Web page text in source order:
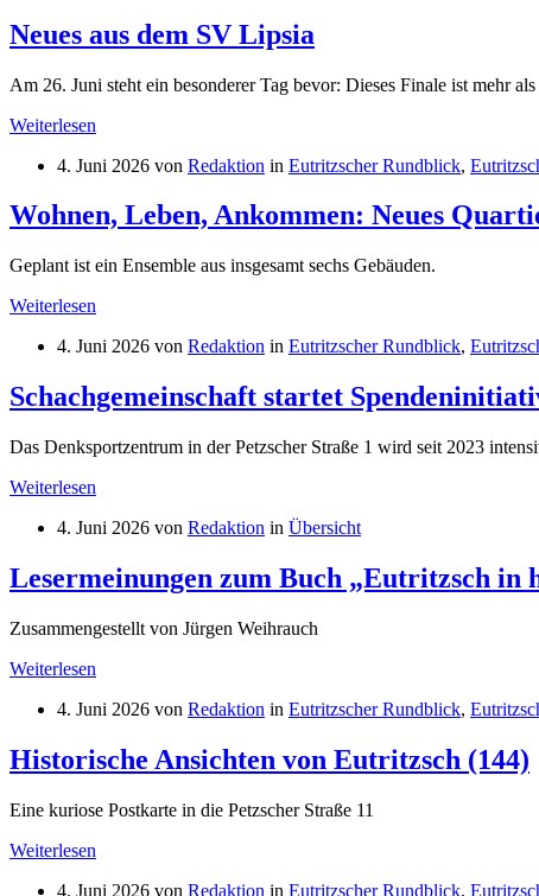
Neues aus dem SV Lipsia
Am 26. Juni steht ein besonderer Tag bevor: Dieses Finale ist mehr
Weiterlesen
4. Juni 2026 von Redaktion in Eutritzscher Rundblick,
Wohnen, Leben, Ankommen: Neues
Geplant ist ein Ensemble aus insgesamt sechs Gebäuden.
Weiterlesen
4. Juni 2026 von Redaktion in Eutritzscher Rundblick,
Schachgemeinschaft startet
Das Denksportzentrum in der Petzscher Straße 1 wird seit 2023
Weiterlesen
4. Juni 2026 von Redaktion in Übersicht
Der
Autor
Heinrich
dem
Eutritzscher
April
Lesermeinungen zum Buch „Eutritzsch in
Zusammengestellt von Jürgen Weihrauch
Weiterlesen
4. Juni 2026 von Redaktion in Eutritzscher Rundblick,
Historische Ansichten von Eutritzsch (144)
Eine kuriose Postkarte in die Petzscher Straße 11
Weiterlesen
4. Juni 2026 von Redaktion in Eutritzscher Rundblick,